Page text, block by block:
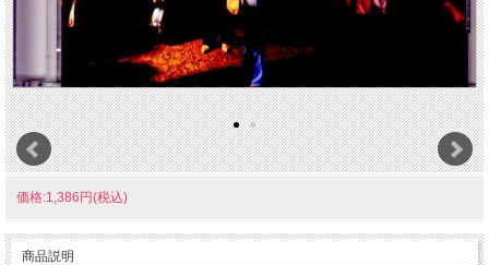
価格:1,386円(税込)
商品説明